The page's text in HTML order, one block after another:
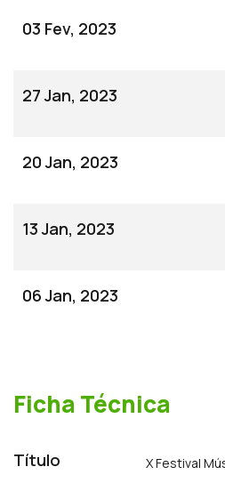
03 Fev, 2023
27 Jan, 2023
20 Jan, 2023
13 Jan, 2023
06 Jan, 2023
Ficha Técnica
Título X Festival